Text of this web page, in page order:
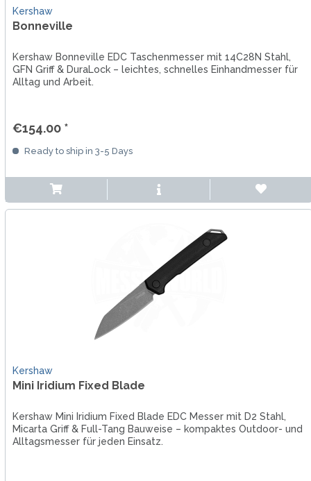
Kershaw
Bonneville
Kershaw Bonneville EDC Taschenmesser mit 14C28N Stahl,
GFN Griff & DuraLock – leichtes, schnelles Einhandmesser für
Alltag und Arbeit.
€154.00 *
Ready to ship in 3-5 Days
Kershaw
Mini Iridium Fixed Blade
Kershaw Mini Iridium Fixed Blade EDC Messer mit D2 Stahl,
Micarta Griff & Full-Tang Bauweise – kompaktes Outdoor- und
Alltagsmesser für jeden Einsatz.